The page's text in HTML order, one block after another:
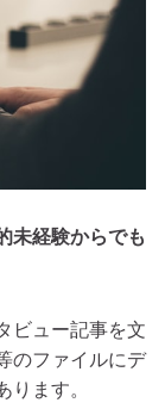
未経験からでも
ビュー記事を文
のファイルにデ
ります。